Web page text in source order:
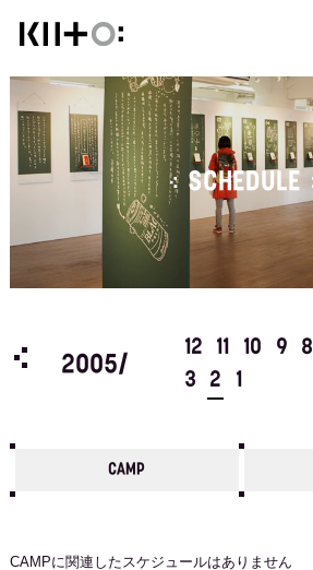
SCHEDULE
4
2005/
12 11 10 9 8
3
2 1
CAMP
CAMPに関連したスケジュールはありません